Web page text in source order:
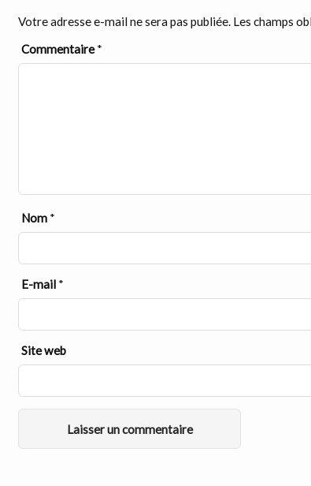
Votre adresse e-mail ne sera pas publiée. Les champs
Commentaire*
Nom *
E-mail *
Site web